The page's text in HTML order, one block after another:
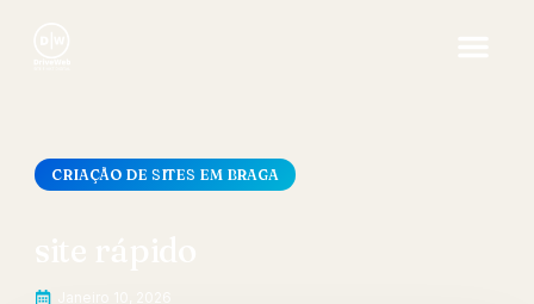
CRIAÇÃO DE SITES EM BRAGA